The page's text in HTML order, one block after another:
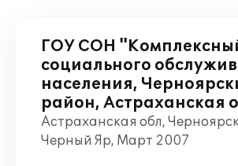
ГОУ СОН
социального
населения,
район, Астраханская
Астраханская обл,
Черный Яр, Март 2007